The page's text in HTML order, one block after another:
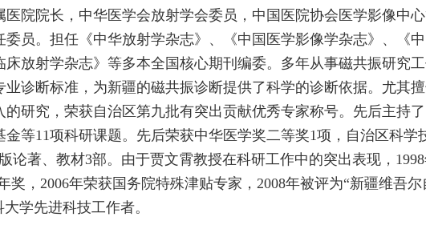
医院院长，中华医学会放射学会委员，中国医院协会医学影像中
委员。担任《中华放射学杂志》、《中国医学影像学杂志》、《
床放射学杂志》等多本全国核心期刊编委。多年从事磁共振研究
业诊断标准，为新疆的磁共振诊断提供了科学的诊断依据。尤其
的研究，荣获自治区第九批有突出贡献优秀专家称号。先后主持
金等11项科研课题。先后荣获中华医学奖二等奖1项，自治区科
论著、教材3部。由于贾文霄教授在科研工作中的突出表现，
奖，2006年荣获国务院特殊津贴专家，2008年被评为“新疆维吾
学先进科技工作者。